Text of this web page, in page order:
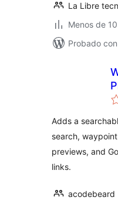
La Libre
Menos de
Probado
Adds a
search,
previews, and
links.
acodebeard